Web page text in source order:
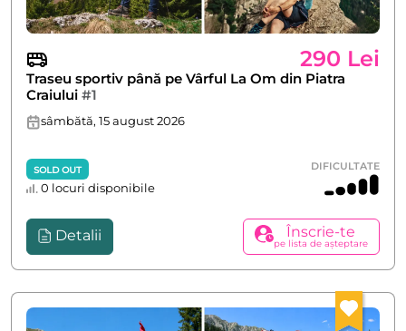
290 Lei
Traseu sportiv până pe Vârful La Om din Piatra
Craiului #1
sâmbătă, 15 august 2026
SOLD OUT
0 locuri disponibile
DIFICULTATE
Detalii Înscrie-te
pe lista de așteptare